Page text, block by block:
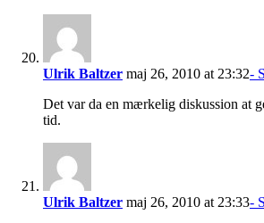
Ulrik Baltzer maj 26, 2010 at 23:32-
Det var da en mærkelig diskussion at
tid.
Ulrik Baltzer maj 26, 2010 at 23:33-